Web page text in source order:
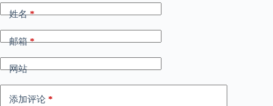
姓名*
邮箱*
网站
添加评论 *